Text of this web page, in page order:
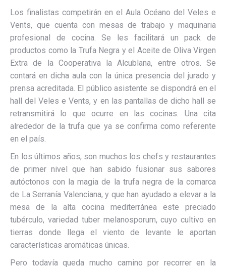
Los finalistas competirán en el Aula Océano del Veles e
Vents, que cuenta con mesas de trabajo y maquinaria
profesional de cocina. Se les facilitará un pack de
productos como la Trufa Negra y el Aceite de Oliva Virgen
Extra de la Cooperativa la Alcublana, entre otros. Se
contará en dicha aula con la única presencia del jurado y
prensa acreditada. El público asistente se dispondrá en el
hall del Veles e Vents, y en las pantallas de dicho hall se
retransmitirá lo que ocurre en las cocinas. Una cita
alrededor de la trufa que ya se confirma como referente
en el país.
En los últimos años, son muchos los chefs y restaurantes
de primer nivel que han sabido fusionar sus sabores
autóctonos con la magia de la trufa negra de la comarca
de La Serranía Valenciana, y que han ayudado a elevar a la
mesa de la alta cocina mediterránea este preciado
tubérculo, variedad tuber melanosporum, cuyo cultivo en
tierras donde llega el viento de levante le aportan
características aromáticas únicas.
Pero todavía queda mucho camino por recorrer en la